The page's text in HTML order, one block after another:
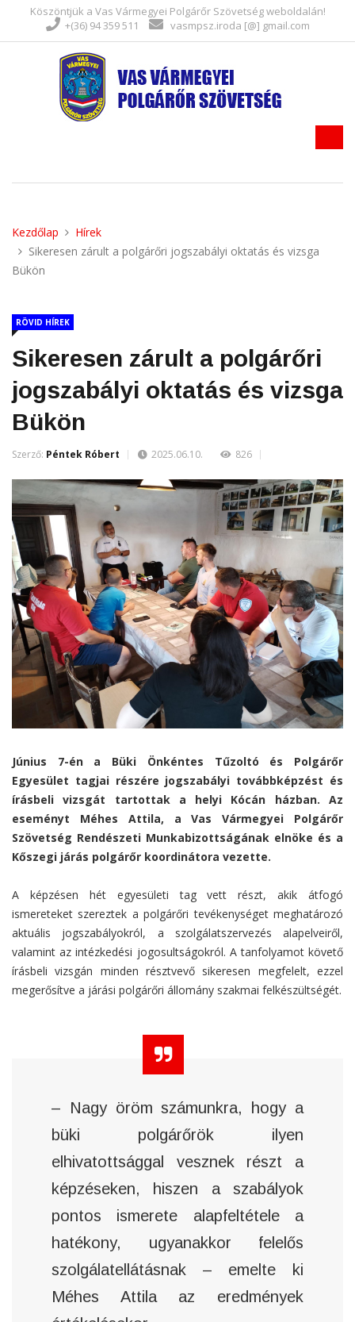
Köszöntjük a Vas Vármegyei Polgárőr Szövetség weboldalán!
+(36) 94 359 511
vasmpsz.iroda [@] gmail.com
Kezdőlap
Hírek
Sikeresen zárult a polgárőri jogszabályi oktatás és vizsga
Bükön
RÖVID HÍREK
Sikeresen zárult a polgárőri
jogszabályi oktatás és vizsga
Bükön
Szerző: Péntek Róbert 2025.06.10. 826
Június 7-én a Büki Önkéntes Tűzoltó és Polgárőr
Egyesület tagjai részére jogszabályi továbbképzést és
írásbeli vizsgát tartottak a helyi Kócán házban. Az
eseményt Méhes Attila, a Vas Vármegyei Polgárőr
Szövetség Rendészeti Munkabizottságának elnöke és a
Kőszegi járás polgárőr koordinátora vezette.
A képzésen hét egyesületi tag vett részt, akik átfogó
ismereteket szereztek a polgárőri tevékenységet meghatározó
aktuális jogszabályokról, a szolgálatszervezés alapelveiről,
valamint az intézkedési jogosultságokról. A tanfolyamot követő
írásbeli vizsgán minden résztvevő sikeresen megfelelt, ezzel
megerősítve a járási polgárőri állomány szakmai felkészültségét.
– Nagy öröm számunkra, hogy a
büki polgárőrök ilyen
elhivatottsággal vesznek részt a
képzéseken, hiszen a szabályok
pontos ismerete alapfeltétele a
hatékony, ugyanakkor felelős
szolgálatellátásnak – emelte ki
Méhes Attila az eredmények